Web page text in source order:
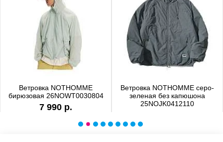
Ветровка NOTHOMME
бирюзовая 26NOWT0030804
7 990 р.
Ветровка NOTHOMME серо-
зеленая без капюшона
25NOJK0412110